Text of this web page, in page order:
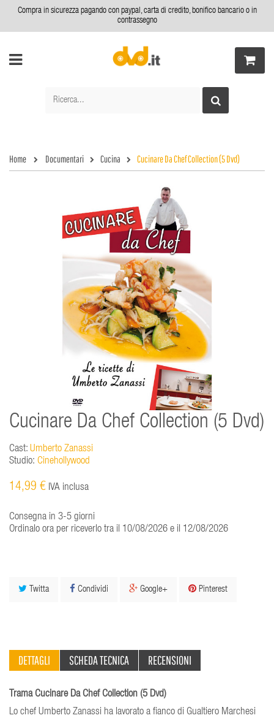
Compra in sicurezza pagando con paypal, carta di credito, bonifico bancario o in
contrassegno
Home Documentari Cucina Cucinare Da Chef Collection (5 Dvd)
Cucinare Da Chef Collection (5 Dvd)
Cast: Umberto Zanassi
Studio: Cinehollywood
14,99 € IVA inclusa
Consegna in 3-5 giorni
Ordinalo ora per riceverlo tra il 10/08/2026 e il 12/08/2026
Twitta Condividi Google+ Pinterest
DETTAGLI SCHEDA TECNICA RECENSIONI
Trama Cucinare Da Chef Collection (5 Dvd)
Lo chef Umberto Zanassi ha lavorato a fianco di Gualtiero Marchesi